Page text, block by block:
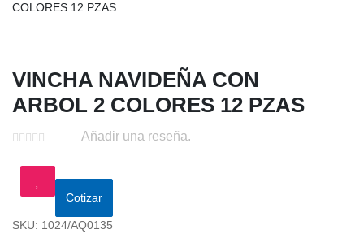
COLORES 12 PZAS
VINCHA NAVIDEÑA CON
ARBOL 2 COLORES 12 PZAS
Añadir una reseña.
Cotizar
SKU: 1024/AQ0135